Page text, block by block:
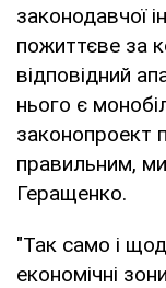
законодавчої
пожиттєве за
відповідний
нього є
законопроект
правильним,
Геращенко.
"Так само і
економічні